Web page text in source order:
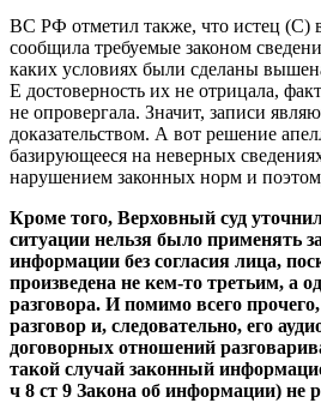
ВС РФ отметил также, что истец (С)
сообщила требуемые законом
каких условиях были сделаны
Е достоверность их не отрицала,
не опровергала. Значит, записи
доказательством. А вот решение
базирующееся на неверных
нарушением законных норм и
Кроме того, Верховный суд
ситуации нельзя было применять
информации без согласия лица,
произведена не кем-то третьим, а
разговора. И помимо всего
разговор и, следовательно, его
договорных отношений
такой случай законный
ч 8 ст 9 Закона об информации) не